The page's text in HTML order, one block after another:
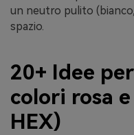
un neutro pulito
spazio.
20+ Idee
colori rosa
HEX)